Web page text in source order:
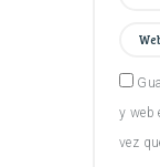
y web
vez